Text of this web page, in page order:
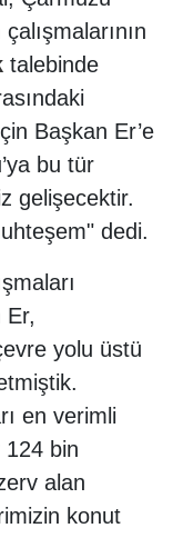
talebinde
Başkan Er’e
bu tür
gelişecektir.
dedi.
Er,
yolu üstü
en verimli
124 bin
alan
konut